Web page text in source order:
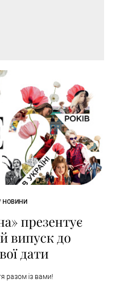
НОВИНИ
презентує
випуск до
дати
разом із вами!